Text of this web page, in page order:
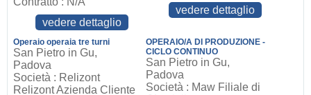
vedere dettaglio
vedere dettaglio
Operaio operaia tre turni
San Pietro in Gu,
Padova
Società : Relizont
Relizont Azienda Cliente
OPERAIO/A DI PRODUZIONE -
CICLO CONTINUO
San Pietro in Gu,
Padova
Società : Maw Filiale di